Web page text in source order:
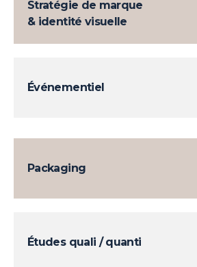
01/24
La DIR OUEST renouvelle
création d'une plateforme
Stratégie de marque
& identité visuelle
Événementiel
Packaging
Études quali / quanti